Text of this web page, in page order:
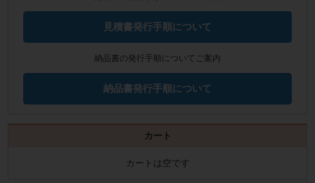
見積書発行手順について
納品書の発行手順についてご案内
納品書発行手順について
カート
カートは空です